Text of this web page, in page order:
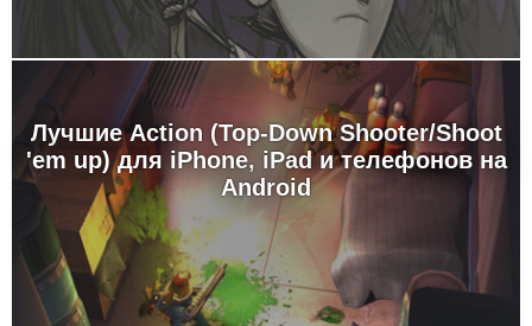
Лучшие Action (Top-Down Shooter/Shoot
'em up) для iPhone, iPad и телефонов на
Android